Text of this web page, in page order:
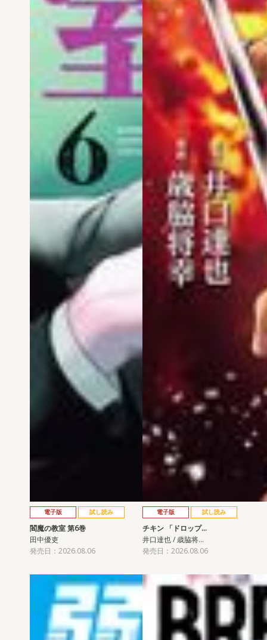
電子版 試し読み
閻魔の教室 第6巻
田中優吏
発売日：2026.08.06
電子版 試し読み
チキン 「ドロップ…
井口達也 / 歳脇将…
発売日：2026.08.06